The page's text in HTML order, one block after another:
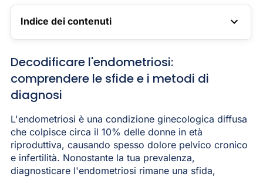
Indice dei contenuti
Decodificare l'endometriosi:
comprendere le sfide e i metodi di
diagnosi
L'endometriosi è una condizione ginecologica diffusa
che colpisce circa il 10% delle donne in età
riproduttiva, causando spesso dolore pelvico cronico
e infertilità. Nonostante la tua prevalenza,
diagnosticare l'endometriosi rimane una sfida,